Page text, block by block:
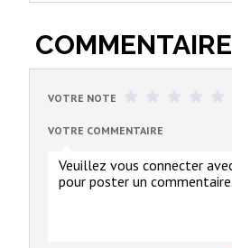
COMMENTAIRE
VOTRE NOTE
VOTRE COMMENTAIRE